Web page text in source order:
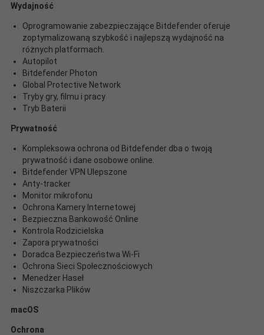
Wydajność
Oprogramowanie zabezpieczające Bitdefender oferuje
zoptymalizowaną szybkość i najlepszą wydajność na
różnych platformach.
Autopilot
Bitdefender Photon
Global Protective Network
Tryby gry, filmu i pracy
Tryb Baterii
Prywatność
Kompleksowa ochrona od Bitdefender dba o twoją
prywatność i dane osobowe online.
Bitdefender VPN Ulepszone
Anty-tracker
Monitor mikrofonu
Ochrona Kamery Internetowej
Bezpieczna Bankowość Online
Kontrola Rodzicielska
Zapora prywatności
Doradca Bezpieczeństwa Wi-Fi
Ochrona Sieci Społecznościowych
Menedżer Haseł
Niszczarka Plików
macOS
Ochrona